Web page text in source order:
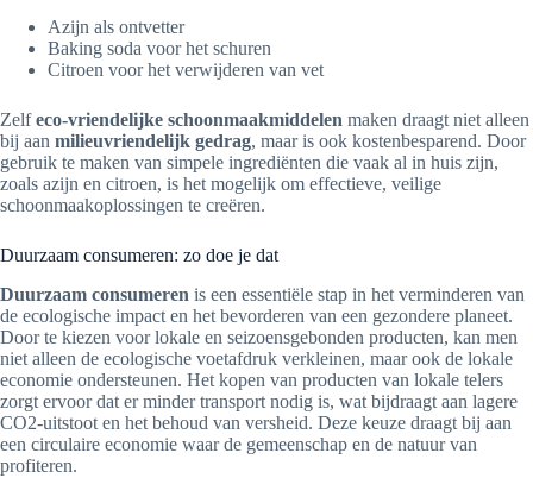
Azijn als ontvetter
Baking soda voor het schuren
Citroen voor het verwijderen van vet
Zelfeco-vriendelijke schoonmaakmiddelen maken draagt niet alleen
bij aan milieuvriendelijk gedrag, maar is ook kostenbesparend. Door
gebruik te maken van simpele ingrediënten die vaak al in huis zijn,
zoals azijn en citroen, is het mogelijk om effectieve, veilige
schoonmaakoplossingen te creëren.
Duurzaam consumeren: zo doe je dat
Duurzaam consumeren is een essentiële stap in het verminderen van
de ecologische impact en het bevorderen van een gezondere planeet.
Door te kiezen voor lokale en seizoensgebonden producten, kan men
niet alleen de ecologische voetafdruk verkleinen, maar ook de lokale
economie ondersteunen. Het kopen van producten van lokale telers
zorgt ervoor dat er minder transport nodig is, wat bijdraagt aan lagere
CO2-uitstoot en het behoud van versheid. Deze keuze draagt bij aan
een circulaire economie waar de gemeenschap en de natuur van
profiteren.